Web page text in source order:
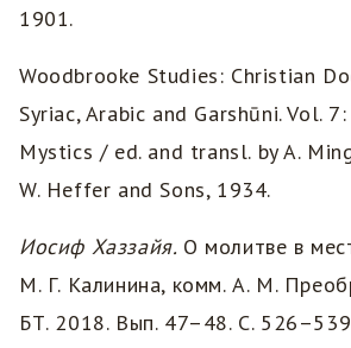
1901.
Woodbrooke Studies: Christian
Syriac, Arabic and Garshūni. Vol.
Mystics / ed. and transl. by A.
W. Heffer and Sons, 1934.
Иосиф Хаззайя. О молитве в
М. Г. Калинина, комм. А. М.
БТ. 2018. Вып. 47–48. С.